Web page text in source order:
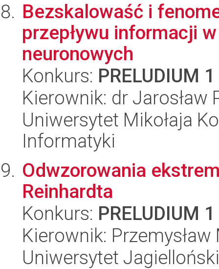
Bezskalowaść i
przepływu informacji
neuronowych
Konkurs: PRELUDIUM 1
Kierownik: dr Jarosław
Uniwersytet Mikołaja
Informatyki
Odwzorowania
Reinhardta
Konkurs: PRELUDIUM 1
Kierownik:
Uniwersytet Jagielloński